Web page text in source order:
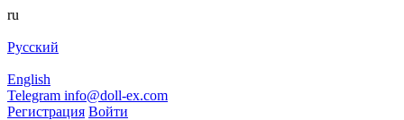
ru
Русский
English
Telegram info@doll-ex.com
Регистрация Войти